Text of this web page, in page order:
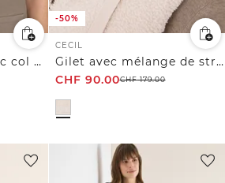
Gilet en ligne A avec col à revers
-50%
CECIL
Gilet avec mélange de structures
CHF 90.00CHF179.00